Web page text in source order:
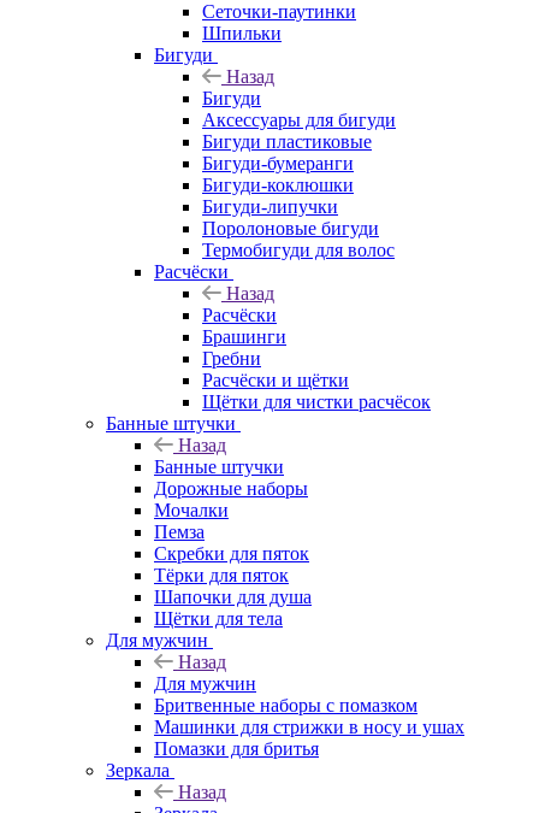
Сеточки-паутинки
Шпильки
Бигуди
Назад
Бигуди
Аксессуары для бигуди
Бигуди пластиковые
Бигуди-бумеранги
Бигуди-коклюшки
Бигуди-липучки
Поролоновые бигуди
Термобигуди для волос
Расчёски
Назад
Расчёски
Брашинги
Гребни
Расчёски и щётки
Щётки для чистки расчёсок
Банные штучки
Назад
Банные штучки
Дорожные наборы
Мочалки
Пемза
Скребки для пяток
Тёрки для пяток
Шапочки для душа
Щётки для тела
Для мужчин
Назад
Для мужчин
Бритвенные наборы с помазком
Машинки для стрижки в носу и ушах
Помазки для бритья
Зеркала
Назад